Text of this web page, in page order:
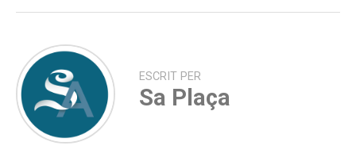
ESCRIT PER
Sa Plaça